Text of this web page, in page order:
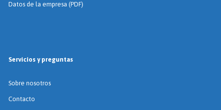
Datos de la empresa (PDF)
Servicios y preguntas
Sobre nosotros
Contacto